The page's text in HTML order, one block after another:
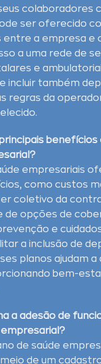
colaboradores
ser oferecido
entre a empresa e
a uma rede de
e
incluir também
regras da
benefícios
empresariais
como custos
coletivo da
de opções de
e
a inclusão de
planos ajudam
bem-
a adesão de
de saúde
de um